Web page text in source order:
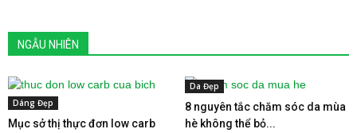
NGẪU NHIÊN
Dáng Đẹp
Mục sở thị thực đơn low carb
Da Đẹp
8 nguyên tắc chăm sóc da mùa
hè không thể bỏ...